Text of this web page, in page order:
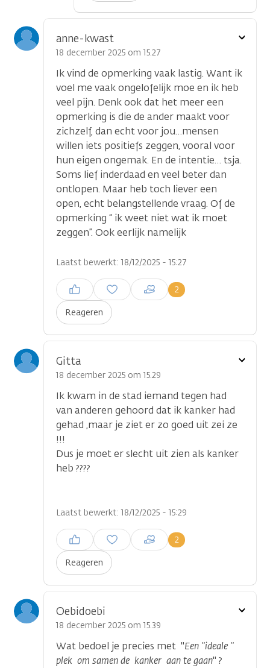
anne-kwast
18 december 2025 om 15.27
Ik vind de opmerking vaak lastig. Want ik
voel me vaak ongelofelijk moe en ik heb
veel pijn. Denk ook dat het meer een
opmerking is die de ander maakt voor
zichzelf, dan echt voor jou…mensen
willen iets positiefs zeggen, vooral voor
hun eigen ongemak. En de intentie… tsja.
Soms lief inderdaad en veel beter dan
ontlopen. Maar heb toch liever een
open, echt belangstellende vraag. Of de
opmerking “ ik weet niet wat ik moet
zeggen”. Ook eerlijk namelijk
Laatst bewerkt: 18/12/2025 - 15:27
Reageren
2
Inloggen om een reactie te
plaatsen
Toon
Gitta
18 december 2025 om 15.29
Ik kwam in de stad iemand tegen had
van anderen gehoord dat ik kanker had
gehad ,maar je ziet er zo goed uit zei ze
!!!
Dus je moet er slecht uit zien als kanker
heb ????
Laatst bewerkt: 18/12/2025 - 15:29
Reageren
2
Inloggen om een reactie te
plaatsen
Toon
Oebidoebi
18 december 2025 om 15.39
Wat bedoel je precies met "Een ''ideale ''
plek om samen de kanker aan te gaan" ?
Toon